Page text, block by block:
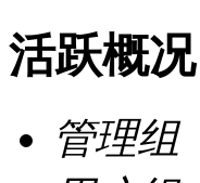
活跃概况
管理组